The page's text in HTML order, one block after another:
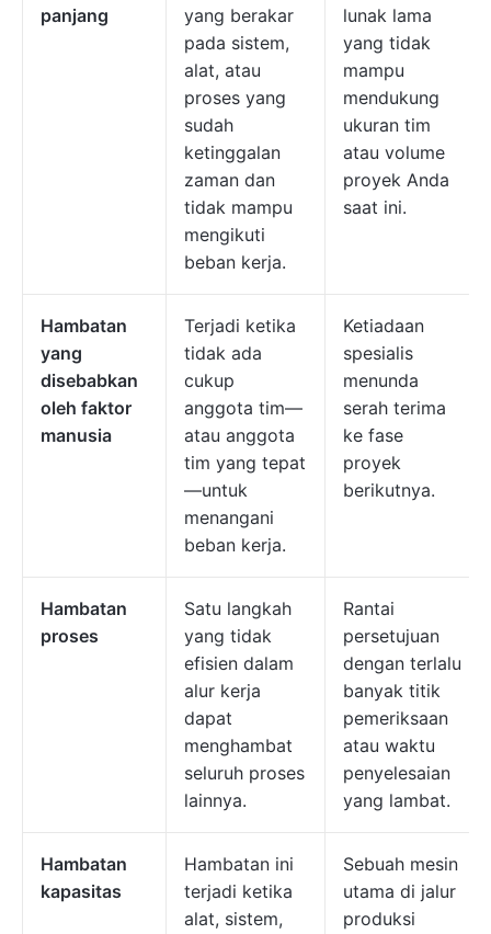
panjang
yang berakar
pada sistem,
alat, atau
proses yang
sudah
ketinggalan
zaman dan
tidak mampu
mengikuti
beban kerja.
lunak lama
yang tidak
mampu
mendukung
ukuran tim
atau volume
proyek Anda
saat ini.
Hambatan
yang
disebabkan
oleh faktor
manusia
Terjadi ketika
tidak ada
cukup
anggota tim—
atau anggota
tim yang tepat
—untuk
menangani
beban kerja.
Ketiadaan
spesialis
menunda
serah terima
ke fase
proyek
berikutnya.
Hambatan
proses
Satu langkah
yang tidak
efisien dalam
alur kerja
dapat
menghambat
seluruh proses
lainnya.
Rantai
persetujuan
dengan terlalu
banyak titik
pemeriksaan
atau waktu
penyelesaian
yang lambat.
Hambatan
kapasitas
Hambatan ini
terjadi ketika
alat, sistem,
Sebuah mesin
utama di jalur
produksi